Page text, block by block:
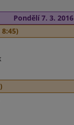
Pondělí 7. 3. 2016